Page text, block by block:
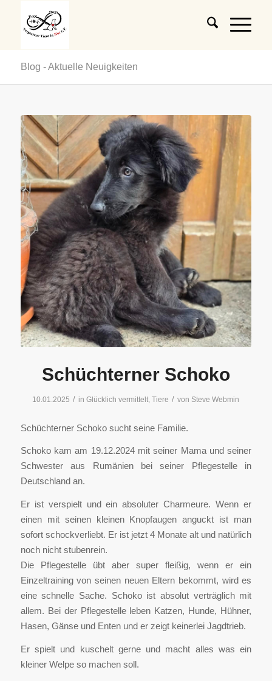
Blog - Aktuelle Neuigkeiten
Schüchterner Schoko
10.01.2025 / inGlücklich vermittelt ,Tiere / von Steve Webmin
Schüchterner Schoko sucht seine Familie.
Schoko kam am 19.12.2024 mit seiner Mama und seiner
Schwester aus Rumänien bei seiner Pflegestelle in
Deutschland an.
Er ist verspielt und ein absoluter Charmeure. Wenn er
einen mit seinen kleinen Knopfaugen anguckt ist man
sofort schockverliebt. Er ist jetzt 4 Monate alt und natürlich
noch nicht stubenrein.
Die Pflegestelle übt aber super fleißig, wenn er ein
Einzeltraining von seinen neuen Eltern bekommt, wird es
eine schnelle Sache. Schoko ist absolut verträglich mit
allem. Bei der Pflegestelle leben Katzen, Hunde, Hühner,
Hasen, Gänse und Enten und er zeigt keinerlei Jagdtrieb.
Er spielt und kuschelt gerne und macht alles was ein
kleiner Welpe so machen soll.